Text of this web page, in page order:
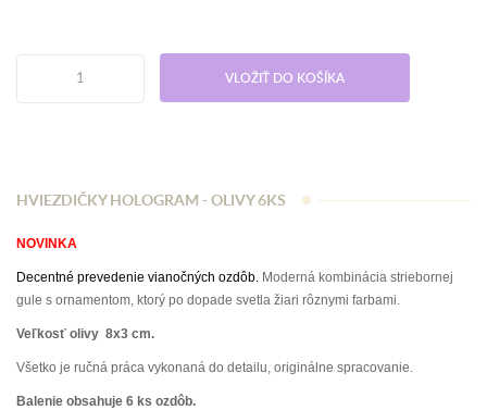
VLOŽIŤ DO KOŠÍKA
HVIEZDIČKY HOLOGRAM - OLIVY 6KS
NOVINKA
Decentné prevedenie vianočných ozdôb. Moderná kombinácia striebornej
gule s ornamentom, ktorý po dopade svetla žiari rôznymi farbami.
Veľkosť olivy 8x3 cm.
Všetko je ručná práca vykonaná do detailu, originálne spracovanie.
Balenie obsahuje 6 ks ozdôb.